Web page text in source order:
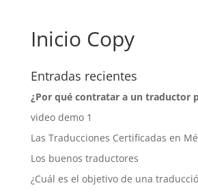
Inicio Copy
Entradas recientes
¿Por qué contratar a un traductor
video demo 1
Las Traducciones Certificadas en
Los buenos traductores
¿Cuál es el objetivo de una